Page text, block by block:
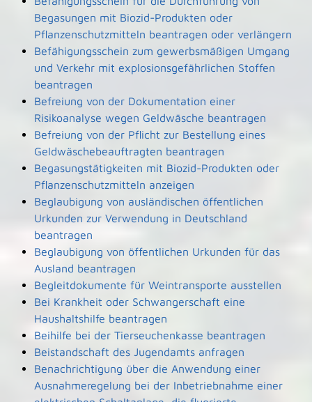
Begasungen mit Biozid-Produkten oder
Pflanzenschutzmitteln beantragen oder verlängern
Befähigungsschein zum gewerbsmäßigen Umgang
und Verkehr mit explosionsgefährlichen Stoffen
beantragen
Befreiung von der Dokumentation einer
Risikoanalyse wegen Geldwäsche beantragen
Befreiung von der Pflicht zur Bestellung eines
Geldwäschebeauftragten beantragen
Begasungstätigkeiten mit Biozid-Produkten oder
Pflanzenschutzmitteln anzeigen
Beglaubigung von ausländischen öffentlichen
Urkunden zur Verwendung in Deutschland
beantragen
Beglaubigung von öffentlichen Urkunden für das
Ausland beantragen
Begleitdokumente für Weintransporte ausstellen
Bei Krankheit oder Schwangerschaft eine
Haushaltshilfe beantragen
Beihilfe bei der Tierseuchenkasse beantragen
Beistandschaft des Jugendamts anfragen
Benachrichtigung über die Anwendung einer
Ausnahmeregelung bei der Inbetriebnahme einer